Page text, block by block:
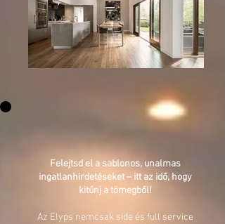
Felejtsd el a sablonos, unalmas
ingatlanhirdetéseket – itt az idő, hogy
kitűnj a tömegből!
Az Elyps nemcsak side és full service